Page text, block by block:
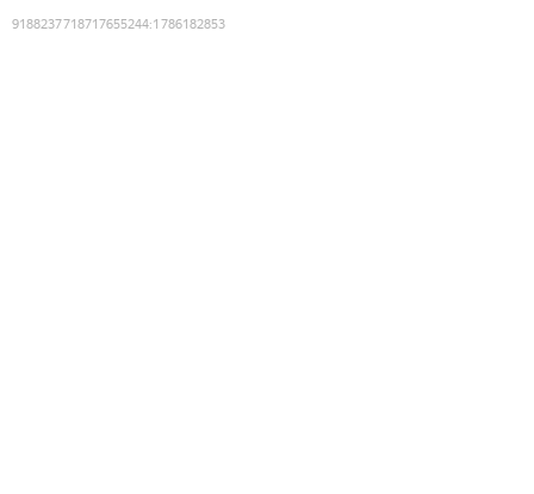
9188237718717655244:1786182853